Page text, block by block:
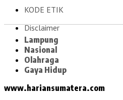
KODE ETIK
Disclaimer
Lampung
Nasional
Olahraga
Gaya Hidup
www.hariansumatera.com